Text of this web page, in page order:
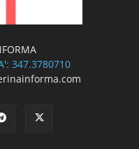
347.3780710